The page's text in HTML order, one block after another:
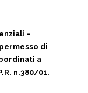
–
di
a
n.380/01.